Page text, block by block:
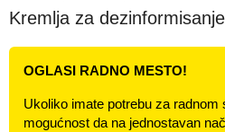
Kremlja za
OGLASI RADNO MESTO!
Ukoliko imate potrebu za radnom
mogućnost da na jednostavan